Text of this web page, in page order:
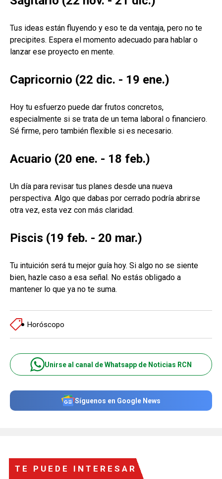
Tus ideas están fluyendo y eso te da ventaja, pero no te
precipites. Espera el momento adecuado para hablar o
lanzar ese proyecto en mente.
Capricornio (22 dic. - 19 ene.)
Hoy tu esfuerzo puede dar frutos concretos,
especialmente si se trata de un tema laboral o financiero.
Sé firme, pero también flexible si es necesario.
Acuario (20 ene. - 18 feb.)
Un día para revisar tus planes desde una nueva
perspectiva. Algo que dabas por cerrado podría abrirse
otra vez, esta vez con más claridad.
Piscis (19 feb. - 20 mar.)
Tu intuición será tu mejor guía hoy. Si algo no se siente
bien, hazle caso a esa señal. No estás obligado a
mantener lo que ya no te suma.
Horóscopo
Unirse al canal de Whatsapp de Noticias RCN
Síguenos en Google News
TE PUEDE INTERESAR